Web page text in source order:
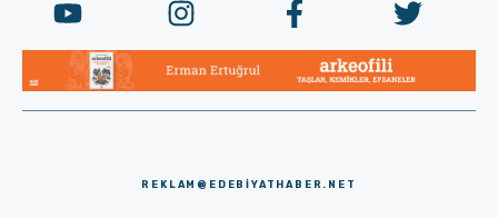
REKLAM@EDEBIYATHABER.NET